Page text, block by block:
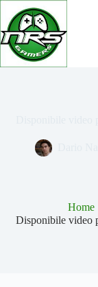
Salta
contenuto
Home
Disponibile video